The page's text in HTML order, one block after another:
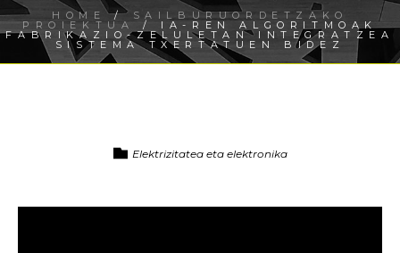
HOME / SAILBURUORDETZAKO
PROIEKTUA / IA-REN ALGORITMOAK
FABRIKAZIO-ZELULETAN INTEGRATZEA
SISTEMA TXERTATUEN BIDEZ
Elektrizitatea eta elektronika